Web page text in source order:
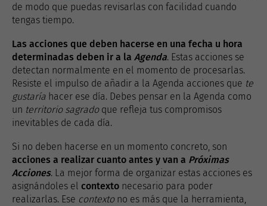
de modo que puedas revisarlas con facilidad cuando
tengas tiempo.
Las acciones que deben hacerse en una fecha u hora
determinadas deben ir a la Agenda. Estas acciones se
detectan normalmente en el momento de procesarlas.
Resiste el impulso de añadir a la Agenda acciones que te
gustaría hacer ese día. Debes pensar en la Agenda como
un territorio sagradoque refleja tus compromisos
inevitables de cada día.
Si no deben hacerse en un momento concreto, son
acciones a realizar cuanto antes y van a Próximas
Acciones. La mejor forma de organizar estas acciones es
asignándoles el contexto necesario para poder
realizarlas. Ese contextono es más que la herramienta,